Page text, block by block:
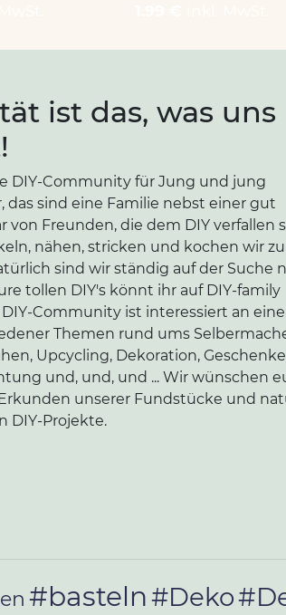
ist das, was uns
DIY-Community für Jung und jung
das sind eine Familie nebst einer gut
von Freunden, die dem DIY verfallen
nähen, stricken und kochen wir
sind wir ständig auf der Suche
tollen DIY's könnt ihr auf DIY-family
Community ist interessiert an
Themen rund ums
Upcycling, Dekoration,
und, und, und ... Wir wünschen
unserer Fundstücke und
DIY-Projekte.
#basteln#Deko